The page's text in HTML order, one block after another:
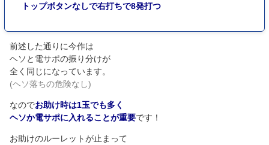
トップボタンなしで右打ちで8発打つ
前述した通りに今作は
ヘソと電サポの振り分けが
全く同じになっています。
(ヘソ落ちの危険なし)
なのでお助け時は1玉でも多く
ヘソか電サポに入れることが重要です！
お助けのルーレットが止まって